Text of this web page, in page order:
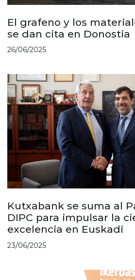
El grafeno y los
se dan cita en Donostia
26/06/2025
Kutxabank se suma al
DIPC para impulsar la
excelencia en Euskadi
23/06/2025